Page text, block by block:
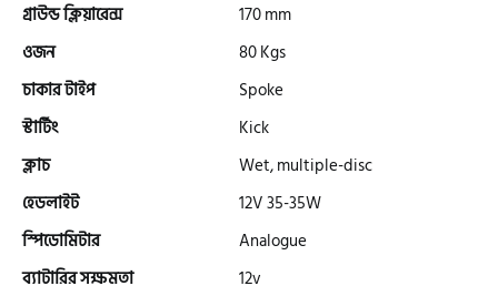
বেনেলি (Benelli)
রয়েল এনফিল্ড (Royal Enfield)
গ্রাউন্ড ক্লিয়ারেন্স
170 mm
ওজন
80 Kgs
চাকার টাইপ
Spoke
স্টার্টিং
Kick
ক্লাচ
Wet, multiple-disc
হেডলাইট
12V 35-35W
স্পিডোমিটার
Analogue
ব্যাটারির সক্ষমতা
12v